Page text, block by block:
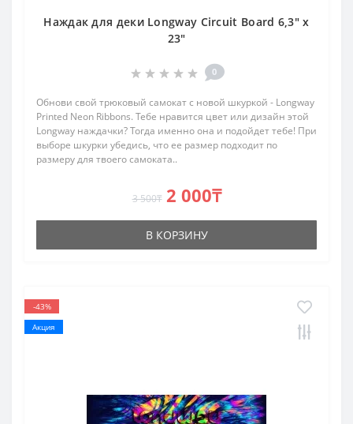
Наждак для деки Longway Circuit Board 6,3" x
23"
0
Обнови свой трюковый самокат с новой шкуркой - Longway
Printed Neon Ribbons. Тебе нравится цвет или дизайн этой
Longway наждачки? Тогда именно она и подойдет тебе! При
выборе шкурки убедись, что ее размер подходит по
размеру для твоего самоката..
3 500₸ 2 000₸
В КОРЗИНУ
-43%
Акция